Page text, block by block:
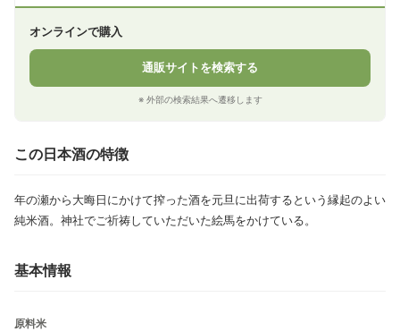
オンラインで購入
通販サイトを検索する
※ 外部の検索結果へ遷移します
この日本酒の特徴
年の瀬から大晦日にかけて搾った酒を元旦に出荷するという縁起のよい
純米酒。神社でご祈祷していただいた絵馬をかけている。
基本情報
原料米